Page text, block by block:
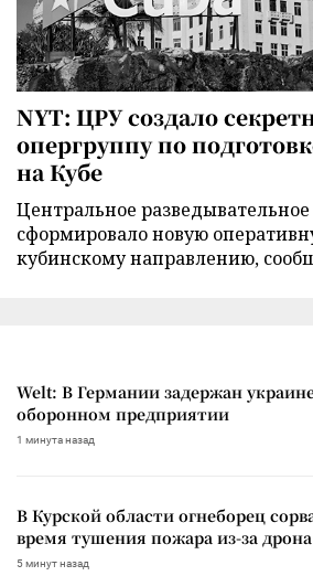
NYT: ЦРУ создало
опергруппу по
на Кубе
Центральное
сформировало новую
кубинскому направлению,
Welt: В Германии задержан
оборонном предприятии
1 минута назад
В Курской области огнеборец
время тушения пожара из-за дрона
5 минут назад